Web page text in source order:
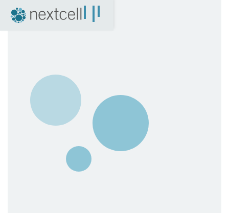
NextCell som investering
Finansiell kalender
04. Nyheter
Pressmeddelanden